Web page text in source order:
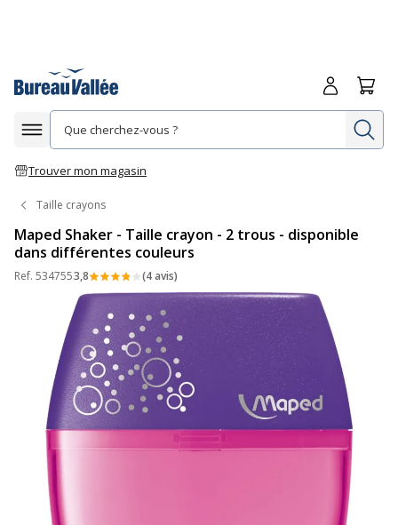
Afficher la navigation
Trouver mon magasin
Me
Taille crayons
Maped Shaker - Taille crayon - 2 trous - disponible
dans différentes couleurs
Ref. 5347553,8 (4 avis)